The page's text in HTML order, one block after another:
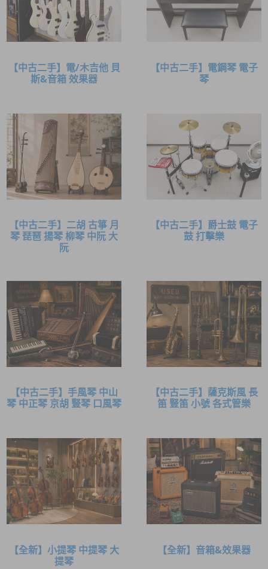
【中古二手】電/木吉他 貝
斯&音箱 效果器
【中古二手】電鋼琴 電子
琴
【中古二手】二胡 古箏 月
琴 琵琶 揚琴 柳琴 中阮 大
阮
【中古二手】爵士鼓 電子
鼓 打擊樂
【中古二手】手風琴 中山
琴 中正琴 京胡 豎琴 口風琴
【中古二手】薩克斯風 長
笛 豎笛 小號 各式管樂
【全新】小提琴 中提琴 大
提琴
【全新】音箱&效果器